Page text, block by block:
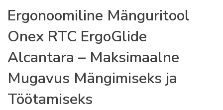
Ergonoomiline Mänguritool
Onex RTC ErgoGlide
Alcantara – Maksimaalne
Mugavus Mängimiseks ja
Töötamiseks